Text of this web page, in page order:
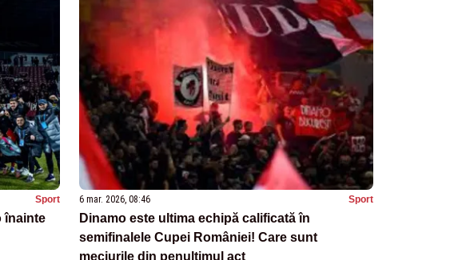
Sport
înainte
6 mar. 2026, 08:46 Sport
Dinamo este ultima echipă calificată în
semifinalele Cupei României! Care sunt
meciurile din penultimul act